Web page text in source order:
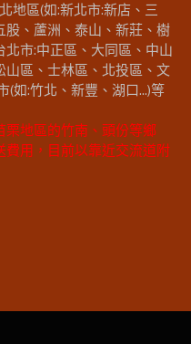
地區(如:新北市:新店、三
股、蘆洲、泰山、新莊、樹
市:中正區、大同區、中山
山區、士林區、北投區、文
(如:竹北、新豐、湖口...)等
栗地區的竹南、頭份等鄉
用，目前以靠近交流道附